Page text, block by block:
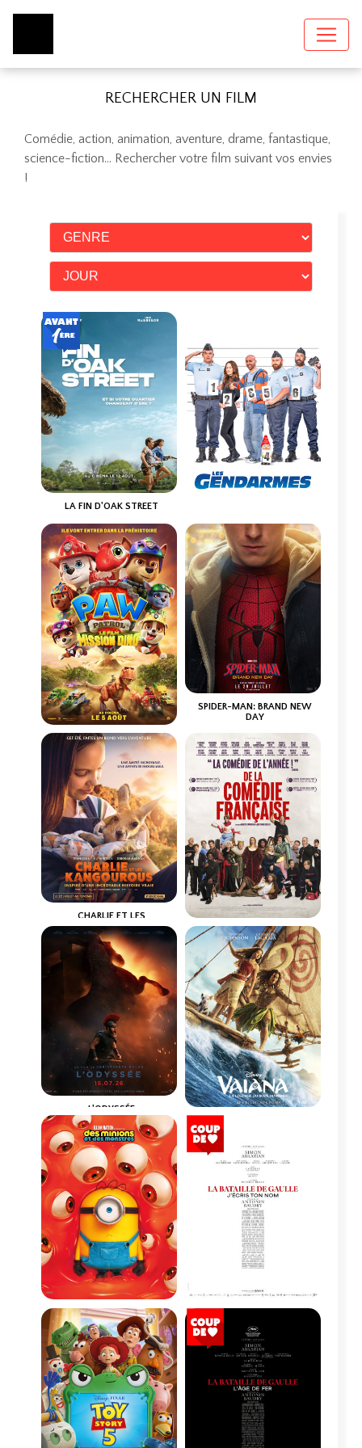
RECHERCHER UN FILM
Comédie, action, animation, aventure, drame, fantastique,
science-fiction... Rechercher votre film suivant vos envies
!
LA FIN D'OAK STREET
Horaires et Infos
Bande-annonce
Réservation
Science-Fiction, ...
VF
LES GENDARMES
Horaires et Infos
Bande-annonce
Réservation
Comédie
LA PAT' PATROUILLE : LE
FILM MISSION DINO
Horaires et Infos
Bande-annonce
Réservation
Animation, Aventu...
VF
SPIDER-MAN: BRAND NEW
DAY
Horaires et Infos
Bande-annonce
Réservation
Action, Aventure,...
3D
VO
VF
CHARLIE ET LES
KANGOUROUS
Horaires et Infos
Bande-annonce
Réservation
Comédie, Familia...
DE LA COMÉDIE-FRANÇAISE
Horaires et Infos
Bande-annonce
Réservation
Comédie
VF
L'ODYSSÉE
Horaires et Infos
Bande-annonce
Réservation
Action, Fantastiq...
VF
BOUT DU MONDE
Horaires et Infos
Bande-annonce
Réservation
Aventure, Familia...
DES MINIONS ET DES
MONSTRES
Horaires et Infos
Bande-annonce
Réservation
PARTIE 2 : J'ÉCRIS TON NOM
Horaires et Infos
Bande-annonce
Réservation